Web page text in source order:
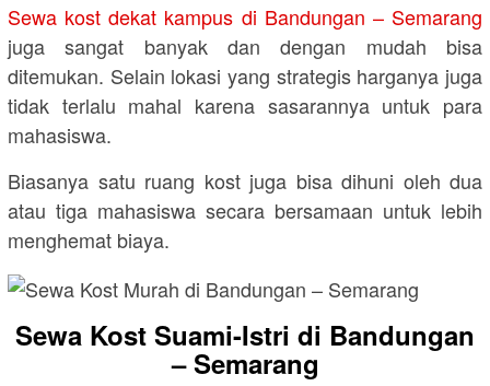
Sewa kost dekat kampus di Bandungan – Semarang
juga sangat banyak dan dengan mudah bisa
ditemukan. Selain lokasi yang strategis harganya juga
tidak terlalu mahal karena sasarannya untuk para
mahasiswa.
Biasanya satu ruang kost juga bisa dihuni oleh dua
atau tiga mahasiswa secara bersamaan untuk lebih
menghemat biaya.
Sewa Kost Suami-Istri di Bandungan
– Semarang